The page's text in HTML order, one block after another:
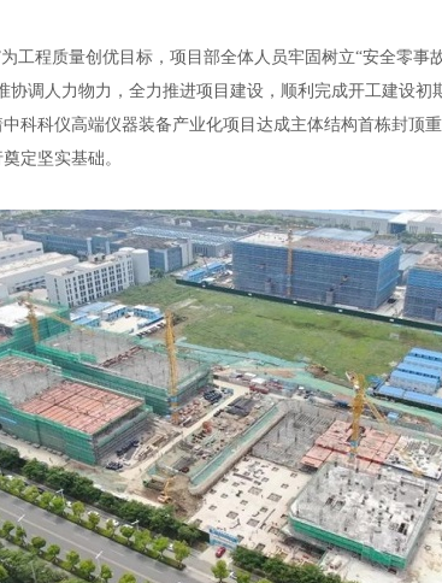
工程质量创优目标，项目部全体人员牢固树立“安全零事
调人力物力，全力推进项目建设，顺利完成开工建设初
科科仪高端仪器装备产业化项目达成主体结构首栋封顶
定坚实基础。